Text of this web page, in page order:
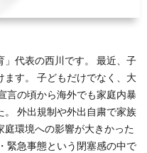
代表の西川です。 最近、子
ます。 子どもだけでなく、大
言の頃から海外でも家庭内暴
外出規制や外出自粛で家族
環境への影響が大きかった
緊急事態という閉塞感の中で